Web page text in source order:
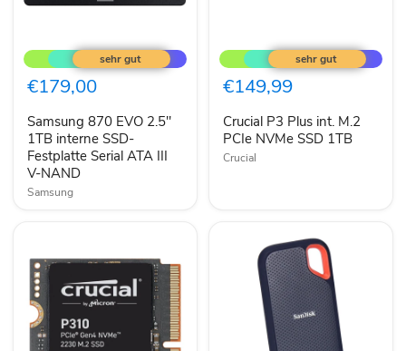
870
EVO
2.5"
1TB
SSD-
Festplatte
Serial
ATA
III
V-
€179,00
Samsung 870 EVO 2.5"
1TB interne SSD-
Festplatte Serial ATA III
V-NAND
Samsung
P3
Plus
int.
M.2
NVMe
SSD
1TB
€149,99
Crucial P3 Plus int. M.2
PCIe NVMe SSD 1TB
Crucial